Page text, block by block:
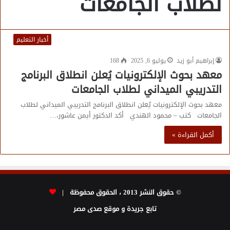
أخبار التعليم
إبراهيم أبو زيد
يوليو 6, 2025 168
معهد بحوث الإلكترونيات يُعلن انطلاق البرنامج
التدريبي الميداني لطلاب الجامعات
معهد بحوث الإلكترونيات يُعلن انطلاق البرنامج التدريبي الميداني لطلاب
الجامعات كتب – محمود الهندي أكد الدكتور أيمن عاشور،…
أكمل القراءة »
© حقوق النشر 2013 ، الحقوق محفوظة |
تابع جريدة و موقع صدى مصر